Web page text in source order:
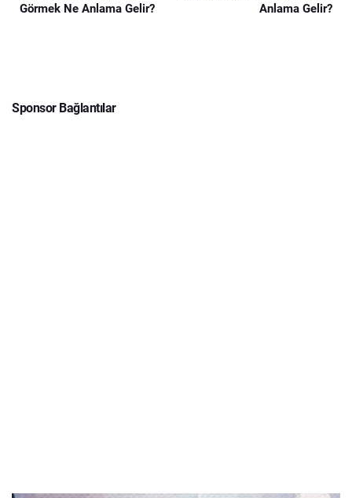
Görmek Ne Anlama Gelir?
Anlama Gelir?
Sponsor Bağlantılar